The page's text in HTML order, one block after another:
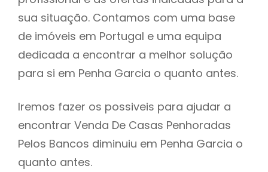
sua situação. Contamos com uma base
de imóveis em Portugal e uma equipa
dedicada a encontrar a melhor solução
para si em Penha Garcia o quanto antes.
Iremos fazer os possiveis para ajudar a
encontrar Venda De Casas Penhoradas
Pelos Bancos diminuiu em Penha Garcia o
quanto antes.